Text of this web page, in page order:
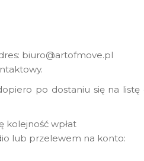
biuro@artofmove.pl
po dostaniu się na listę
kolejność wpłat
lub przelewem na konto: